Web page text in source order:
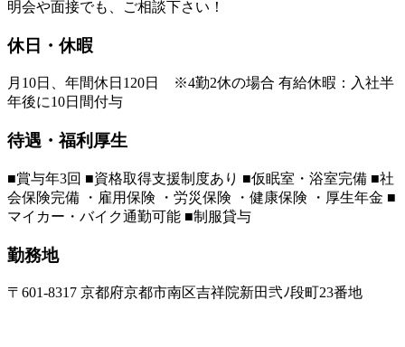
明会や面接でも、ご相談下さい！
休日・休暇
月10日、年間休日120日 ※4勤2休の場合 有給休暇：入社半
年後に10日間付与
待遇・福利厚生
■賞与年3回 ■資格取得支援制度あり ■仮眠室・浴室完備 ■社
会保険完備 ・雇用保険 ・労災保険 ・健康保険 ・厚生年金 ■
マイカー・バイク通勤可能 ■制服貸与
勤務地
〒601-8317 京都府京都市南区吉祥院新田弐ﾉ段町23番地